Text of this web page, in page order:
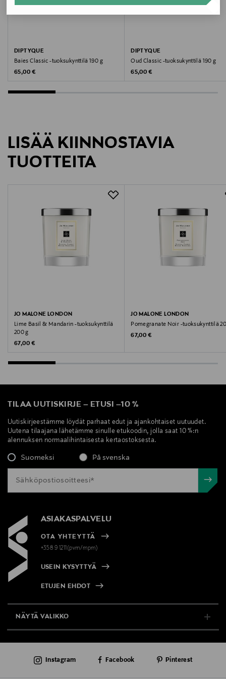
L3S2010000
Estee Lauder Finland Oy
csfinland@fi.estee.com
Avainsanat
DIPTYQUE
Baies Classic -tuoksukynttilä 190 g
Original Price
65,00 €
DIPTYQUE
Oud Classic -tuoksukynttilä 190 g
Original Price
65,00 €
LISÄÄ KIINNOSTAVIA
TUOTTEITA
JO MALONE LONDON
Lime Basil & Mandarin -tuoksukynttilä
200 g
Original Price
67,00 €
JO MALONE LONDON
Pomegranate Noir -tuoksukynttilä
Original Price
67,00 €
TILAA UUTISKIRJE – ETUSI –10 %
Uutiskirjeestämme löydät parhaat edut ja ajankohtaiset uutuudet.
Uutena tilaajana lähetämme sinulle etukoodin, jolla saat 10 %:n
alennuksen normaalihintaisesta kertaostoksesta.
Suomeksi På svenska
ASIAKASPALVELU
OTA YHTEYTTÄ
+358 9 1211(pvm/mpm)
USEIN KYSYTTYÄ
ETUJEN EHDOT
NÄYTÄ VALIKKO
AJANKOHTAISTA
Instagram Facebook Pinterest